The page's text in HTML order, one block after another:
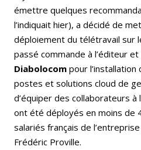
émettre quelques
l’indiquait hier), a décidé de
déploiement du télétravail sur
passé commande à l’éditeur
Diabolocom pour
postes et solutions cloud de
d’équiper des collaborateurs
ont été déployés en moins de
salariés français de
Frédéric Proville.